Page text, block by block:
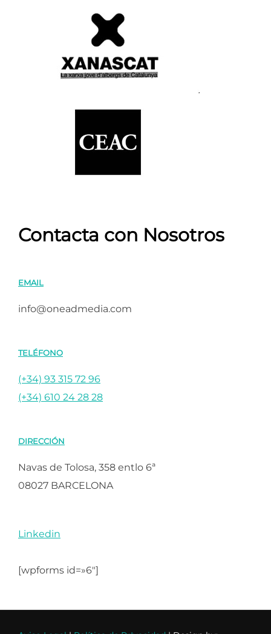
Contacta con Nosotros
EMAIL
info@oneadmedia.com
TELÉFONO
(+34) 93 315 72 96
(+34) 610 24 28 28
DIRECCIÓN
Navas de Tolosa, 358 entlo 6ª
08027 BARCELONA
Linkedin
[wpforms id=»6″]